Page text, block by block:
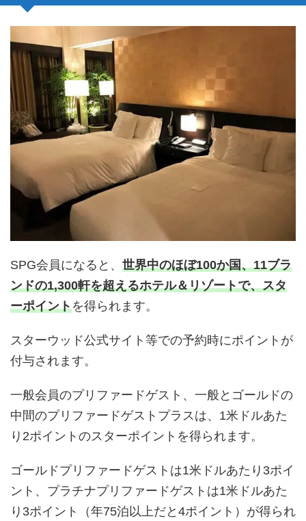
SPG会員になると、 世界中のほぼ100か国、11ブラ
ンドの1,300軒を超えるホテル＆リゾートで、スタ
ーポイントを得られます。
スターウッド公式サイト等での予約時にポイントが
付与されます。
一般会員のプリファードゲスト、一般とゴールドの
中間のプリファードゲストプラスは、1米ドルあた
り2ポイントのスターポイントを得られます。
ゴールドプリファードゲストは1米ドルあたり3ポイ
ント、プラチナプリファードゲストは1米ドルあた
り3ポイント（年75泊以上だと4ポイント）が得られ